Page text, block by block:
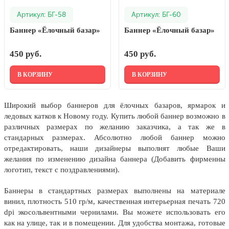
письменности и культуры
28 мая, День пограничника
1 июня, День защиты детей
8 июня, День социального работника
День медицинского работника
(третье воскресенье июня)
22 июня, День памяти и скорби
Выпускной для школ и ВУЗов
подпольщиков
3 июля, День ГАИ (ГИБДД)
8 июля, День Семьи Любви и
Верности
Артикул: БГ-58
Баннер «Ёлочный базар»
450 руб.
В КОРЗИНУ
Артикул: БГ-60
Баннер «Ёлочный базар»
450 руб.
В КОРЗИНУ
Широкий выбор баннеров для ёлочных базаров, ярмарок и
ледовых катков к Новому году. Купить любой баннер возможно в
различных размерах по желанию заказчика, а так же в
стандарных размерах. Абсолютно любой баннер можно
отредактировать, наши дизайнеры выполнят любые Ваши
желания по изменению дизайна баннера (Добавить фирменны
логотип, текст с поздравлениями).
Баннеры в стандартных размерах выполнены на материале
винил, плотность 510 гр/м, качественная интерьерная печать 720
dpi экосольвентными чернилами. Вы можете использовать его
как на улице, так и в помещении. Для удобства монтажа, готовые